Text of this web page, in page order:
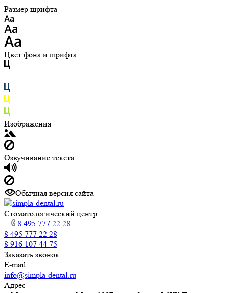
Размер шрифта
Цвет фона и шрифта
Изображения
Озвучивание текста
Обычная версия сайта
Cтоматологический центр
8 495 777 22 28
8 495 777 22 28
8 916 107 44 75
Заказать звонок
E-mail
info@simpla-dental.ru
Адрес